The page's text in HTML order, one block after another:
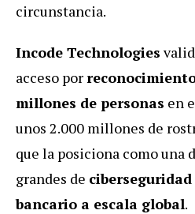
circunstancia.
Incode Technologies
acceso por
millones de personas en
unos 2.000 millones de
que la posiciona como una
grandes de ciberseguridad
bancario a escala global.